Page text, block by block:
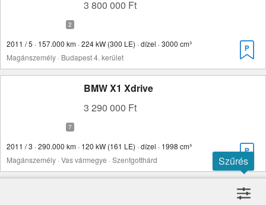
3 800 000 Ft
2011 / 5 · 157.000 km · 224 kW (300 LE) · dízel · 3000 cm³
Magánszemély · Budapest 4. kerület
BMW X1 Xdrive
3 290 000 Ft
2011 / 3 · 290.000 km · 120 kW (161 LE) · dízel · 1998 cm³
Magánszemély · Vas vármegye · Szentgotthárd
Szűrés